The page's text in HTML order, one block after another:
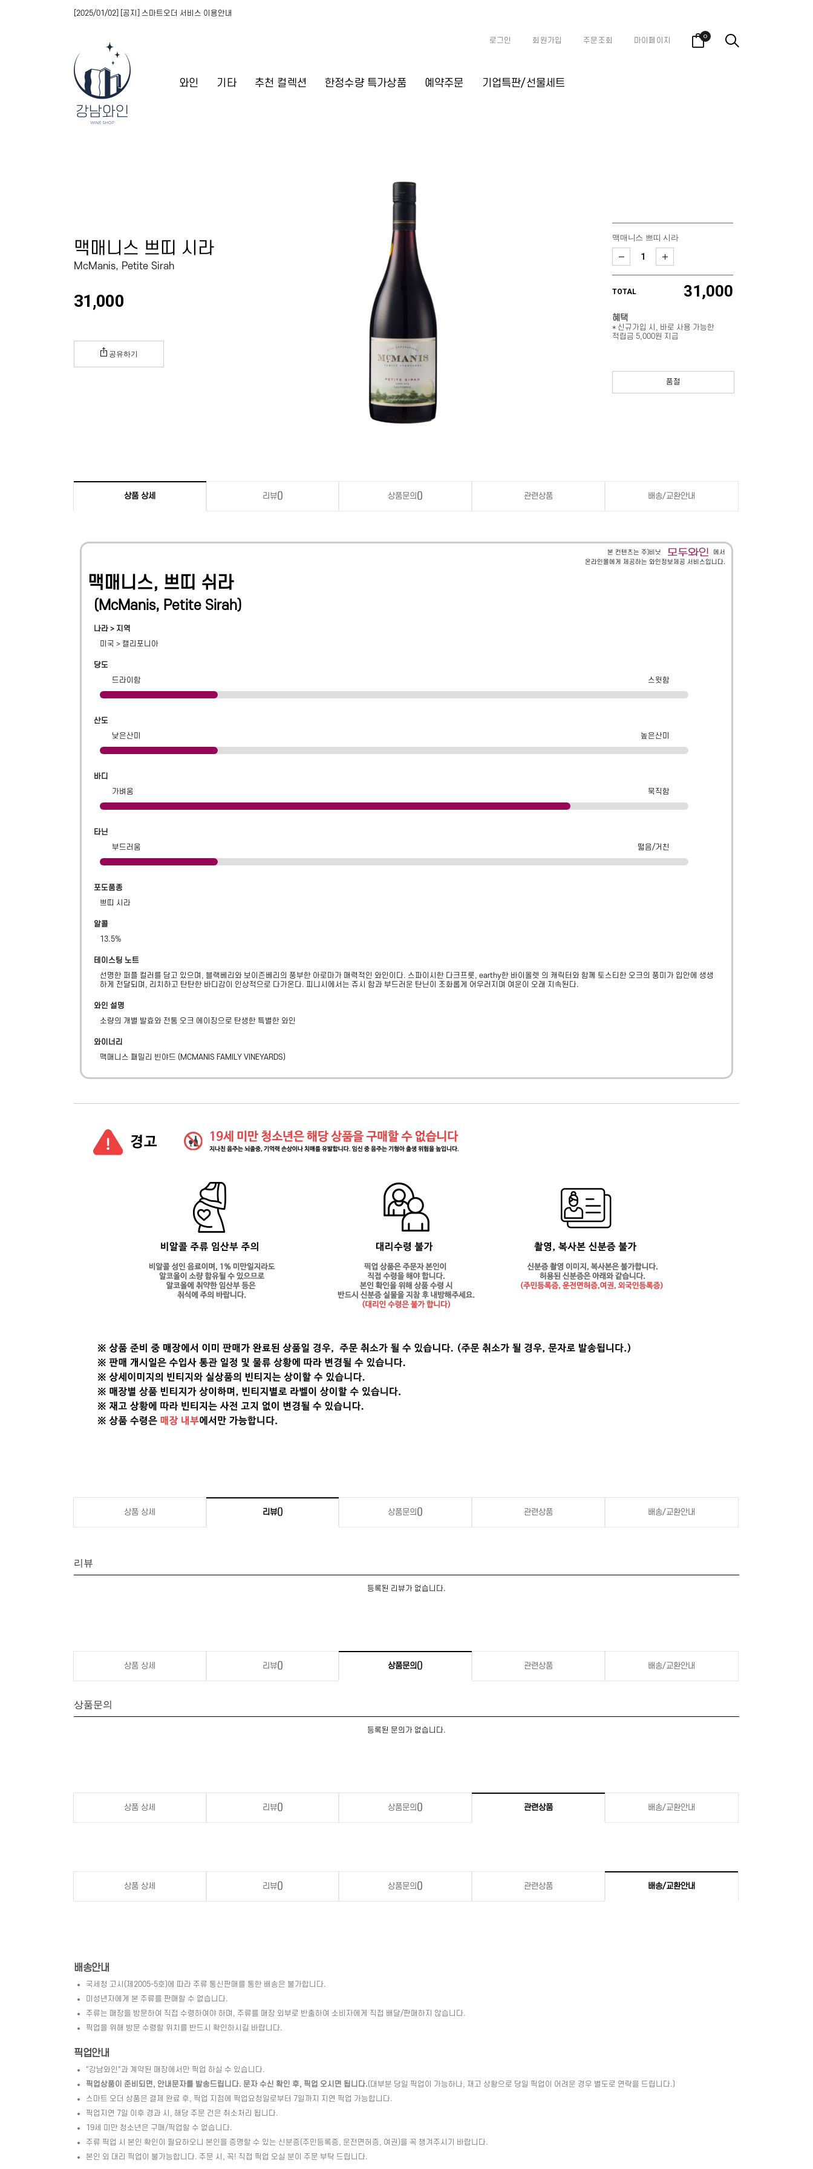
와인 기타 추천 컬렉션 한정수량 특가상품 예약주문 기업특판/선물세트
[2025/01/02] [공지] 스마트오더 서비스 이용안내
로그인 회원가입 주문조회 마이페이지 0
맥매니스 쁘띠 시라
McManis, Petite Sirah
31,000
공유하기
맥매니스 쁘띠 시라
TOTAL 31,000
혜택
* 신규가입 시, 바로 사용 가능한
적립금 5,000원 지급
품절
상품 상세 리뷰() 상품문의 () 관련상품 배송/교환안내
본 컨텐츠는 주)비닛
에서
온라인몰에게 제공하는 와인정보제공 서비스입니다.
맥매니스, 쁘띠 쉬라
(McManis, Petite Sirah)
나라 > 지역
미국 > 캘리포니아
당도
드라이함
스윗함
산도
낮은산미
높은산미
바디
가벼움
묵직함
타닌
부드러움
떫음/거친
포도품종
쁘띠 시라
알콜
13.5%
테이스팅 노트
선명한 퍼플 컬러를 담고 있으며, 블랙베리와 보이즌베리의 풍부한 아로마가 매력적인 와인이다. 스파이시한 다크프룻, earthy한 바이올렛 의 캐릭터와 함께 토스티한 오크의 풍미가 입안에 생생
하게 전달되며, 리치하고 탄탄한 바디감이 인상적으로 다가온다. 피니시에서는 쥬시 함과 부드러운 탄닌이 조화롭게 어우러지며 여운이 오래 지속된다.
와인 설명
소량의 개별 발효와 전통 오크 에이징으로 탄생한 특별한 와인
와이너리
맥매니스 패밀리 빈야드 ( MCMANIS FAMILY VINEYARDS)
상품 상세 리뷰() 상품문의 () 관련상품 배송/교환안내
리뷰
등록된 리뷰가 없습니다.
상품 상세 리뷰() 상품문의 () 관련상품 배송/교환안내
상품문의
등록된 문의가 없습니다.
상품 상세 리뷰() 상품문의 () 관련상품 배송/교환안내
상품 상세 리뷰() 상품문의 () 관련상품 배송/교환안내
배송안내
국세청 고시(제2005-5호)에 따라 주류 통신판매를 통한 배송은 불가합니다.
미성년자에게 본 주류를 판매할 수 없습니다.
주류는 매장을 방문하여 직접 수령하여야 하며, 주류를 매장 외부로 반출하여 소비자에게 직접 배달/판매하지 않습니다.
픽업을 위해 방문 수령할 위치를 반드시 확인하시길 바랍니다.
픽업안내
"강남와인"과 계약된 매장에서만 픽업 하실 수 있습니다.
픽업상품이 준비되면, 안내문자를 발송드립니다. 문자 수신 확인 후, 픽업 오시면 됩니다.(대부분 당일 픽업이 가능하나, 재고 상황으로 당일 픽업이 어려운 경우 별도로 연락을 드립니다.)
스마트 오더 상품은 결제 완료 후, 픽업 지점에 픽업요청일로부터 7일까지 지연 픽업 가능합니다.
픽업지연 7일 이후 경과 시, 해당 주문 건은 취소처리 됩니다.
19세 미만 청소년은 구매/픽업할 수 없습니다.
주류 픽업 시 본인 확인이 필요하오니 본인을 증명할 수 있는 신분증(주민등록증, 운전면허증, 여권)을 꼭 챙겨주시기 바랍니다.
본인 외 대리 픽업이 불가능합니다. 주문 시, 꼭! 직접 픽업 오실 분이 주문 부탁 드립니다.